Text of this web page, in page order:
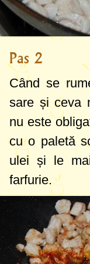
Pas 2
Când se
sare și ceva
nu este
cu o paletă
ulei și le
farfurie.